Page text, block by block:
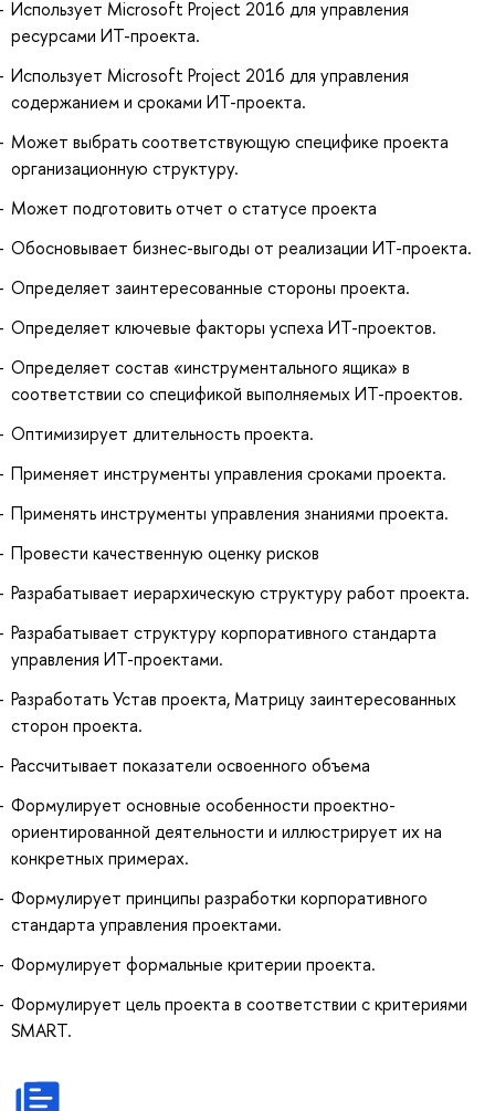
Использует Microsoft Project 2016 для управления
ресурсами ИТ-проекта.
Использует Microsoft Project 2016 для управления
содержанием и сроками ИТ-проекта.
Может выбрать соответствующую специфике проекта
организационную структуру.
Может подготовить отчет о статусе проекта
Обосновывает бизнес-выгоды от реализации ИТ-проекта.
Определяет заинтересованные стороны проекта.
Определяет ключевые факторы успеха ИТ-проектов.
Определяет состав «инструментального ящика» в
соответствии со спецификой выполняемых ИТ-проектов.
Оптимизирует длительность проекта.
Применяет инструменты управления сроками проекта.
Применять инструменты управления знаниями проекта.
Провести качественную оценку рисков
Разрабатывает иерархическую структуру работ проекта.
Разрабатывает структуру корпоративного стандарта
управления ИТ-проектами.
Разработать Устав проекта, Матрицу заинтересованных
сторон проекта.
Рассчитывает показатели освоенного объема
Формулирует основные особенности проектно-
ориентированной деятельности и иллюстрирует их на
конкретных примерах.
Формулирует принципы разработки корпоративного
стандарта управления проектами.
Формулирует формальные критерии проекта.
Формулирует цель проекта в соответствии с критериями
SMART.